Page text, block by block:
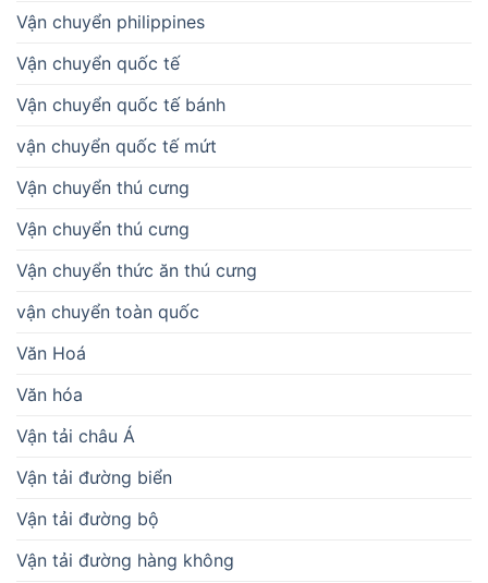
Vận chuyển philippines
Vận chuyển quốc tế
Vận chuyển quốc tế bánh
vận chuyển quốc tế mứt
Vận chuyển thú cưng
Vận chuyển thú cưng
Vận chuyển thức ăn thú cưng
vận chuyển toàn quốc
Văn Hoá
Văn hóa
Vận tải châu Á
Vận tải đường biển
Vận tải đường bộ
Vận tải đường hàng không